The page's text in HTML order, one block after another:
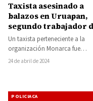
Taxista asesinado a
balazos en Uruapan,
segundo trabajador
volante asesinado en el
mes de abril en aquella
ciudad
Un taxista perteneciente a la
organización Monarca fue
brutalmente asesinado a
24 de abril de 2024
POLICIACA